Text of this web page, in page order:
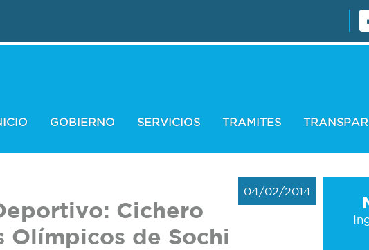
GOBIERNO SERVICIOS TRAMITES
04/02/2014
Cichero
Olímpicos de Sochi